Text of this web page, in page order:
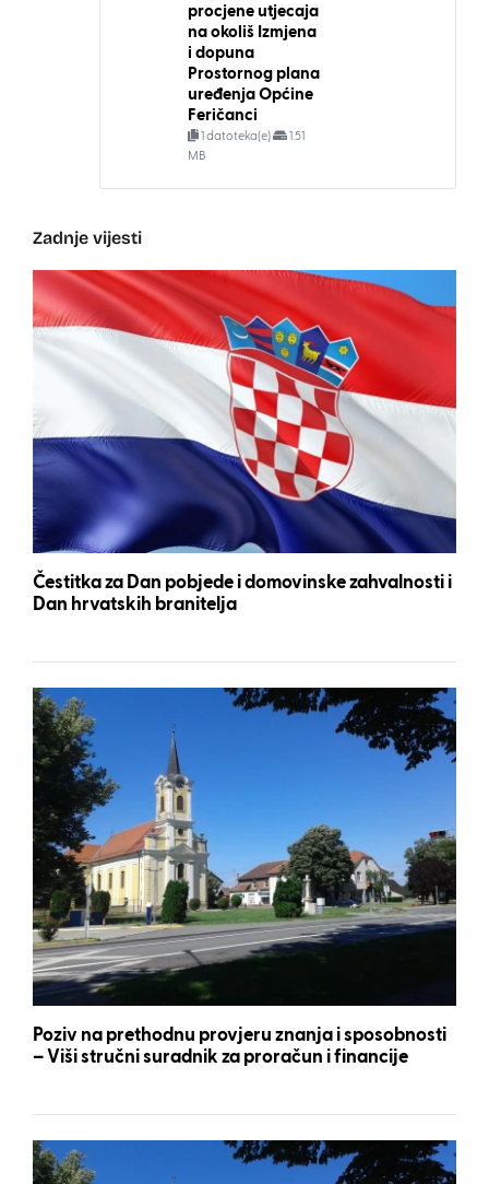
procjene utjecaja
na okoliš Izmjena
i dopuna
Prostornog plana
uređenja Općine
Feričanci
1 datoteka(e)
1.51
MB
Zadnje vijesti
Čestitka za Dan pobjede i domovinske zahvalnosti i
Dan hrvatskih branitelja
Poziv na prethodnu provjeru znanja i sposobnosti
– Viši stručni suradnik za proračun i financije